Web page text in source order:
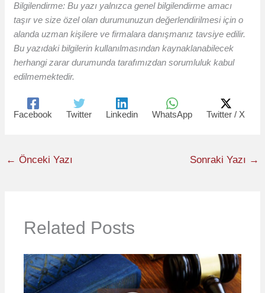
Bilgilendirme: Bu yazı yalnızca genel bilgilendirme amacı
taşır ve size özel olan durumunuzun değerlendirilmesi için o
alanda uzman kişilere ve firmalara danışmanız tavsiye edilir.
Bu yazıdaki bilgilerin kullanılmasından kaynaklanabilecek
herhangi zarar durumunda tarafımızdan sorumluluk kabul
edilmemektedir.
Facebook Twitter Linkedin WhatsApp Twitter / X
← Önceki Yazı Sonraki Yazı →
Related Posts